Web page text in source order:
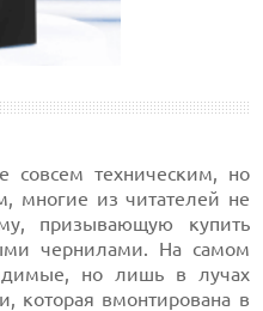
совсем техническим, но
многие из читателей не
призывающую купить
чернилами. На самом
но лишь в лучах
которая вмонтирована в